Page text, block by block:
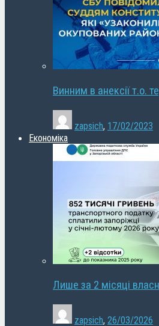
Винним в анексії т.о.
zapsich, 17/02/2023
Економіка
Лише за 2 місяці
zapsich, 26/03/2026